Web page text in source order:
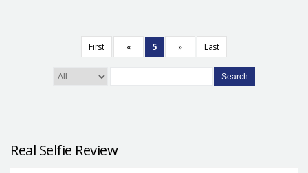
First « 5 » Last
Search
Real Selfie Review